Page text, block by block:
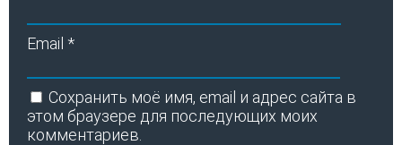
Email *
Сохранить моё имя, email и адрес сайта в
этом браузере для последующих моих
комментариев.